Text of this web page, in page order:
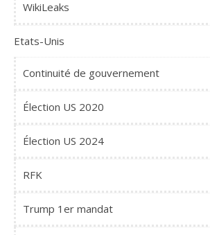
WikiLeaks
Etats-Unis
Continuité de gouvernement
Élection US 2020
Élection US 2024
RFK
Trump 1er mandat